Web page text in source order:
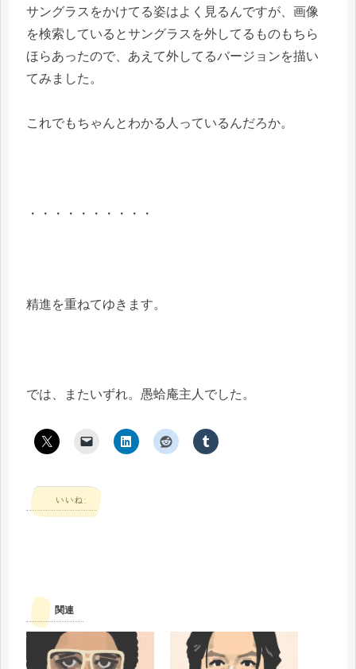
サングラスをかけてる姿はよく見るんですが、画像
を検索しているとサングラスを外してるものもちら
ほらあったので、あえて外してるバージョンを描い
てみました。
これでもちゃんとわかる人っているんだろか。
・・・・・・・・・・
精進を重ねてゆきます。
では、またいずれ。愚蛤庵主人でした。
いいね:
関連